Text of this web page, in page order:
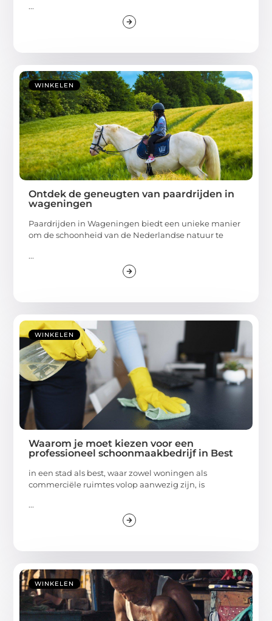
...
WINKELEN
Ontdek de geneugten van paardrijden in
wageningen
Paardrijden in Wageningen biedt een unieke manier
om de schoonheid van de Nederlandse natuur te
...
WINKELEN
Waarom je moet kiezen voor een
professioneel schoonmaakbedrijf in Best
in een stad als best, waar zowel woningen als
commerciële ruimtes volop aanwezig zijn, is
...
WINKELEN